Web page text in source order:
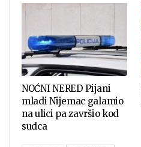
NOĆNI NERED Pijani
mladi Nijemac galamio
na ulici pa završio kod
sudca